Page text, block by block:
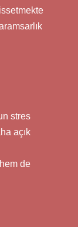
stres
açık
de